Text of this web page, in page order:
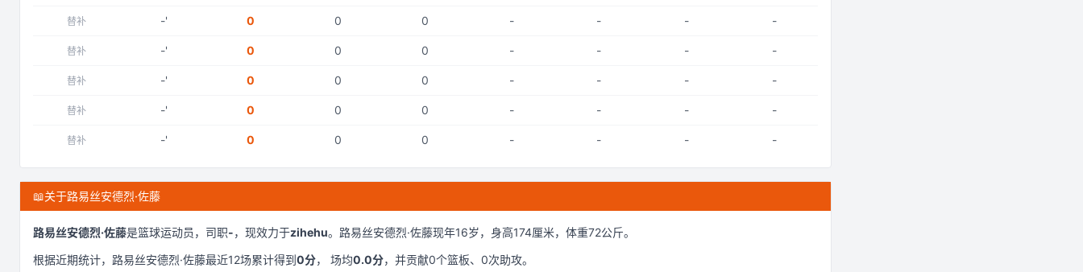
替补 -' 0 0 0 - - - -
替补 -' 0 0 0 - - - -
替补 -' 0 0 0 - - - -
替补 -' 0 0 0 - - - -
替补 -' 0 0 0 - - - -
📖关于路易丝安德烈·佐藤
路易丝安德烈·佐藤是篮球运动员，司职-，现效力于zihehu。 路易丝安德烈·佐藤现年16岁，身高174厘米，体重72公斤。
根据近期统计， 路易丝安德烈·佐藤最近12场累计得到0分， 场均0.0分，并贡献0个篮板、 0次助攻。